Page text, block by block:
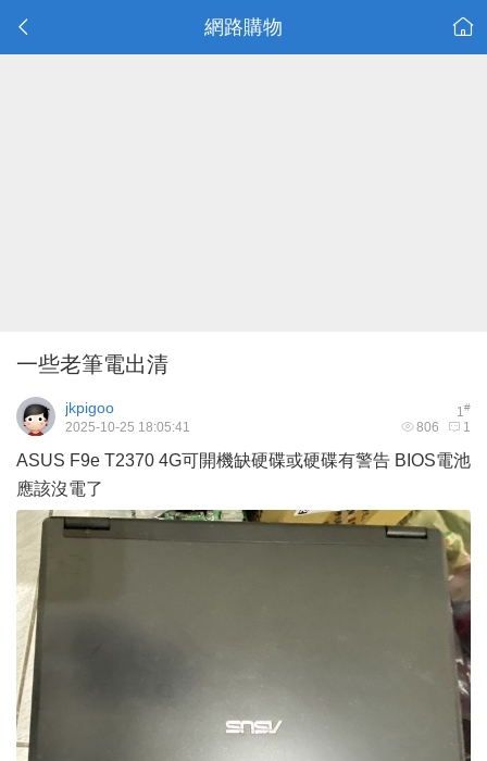
網路購物
一些老筆電出清
1#
jkpigoo
806 1
2025-10-25 18:05:41
ASUS F9e T2370 4G可開機缺硬碟或硬碟有警告 BIOS電池
應該沒電了